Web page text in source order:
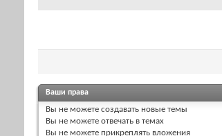
Ваши права
Вы не можете создавать новые темы
Вы не можете отвечать в темах
Вы не можете прикреплять вложения